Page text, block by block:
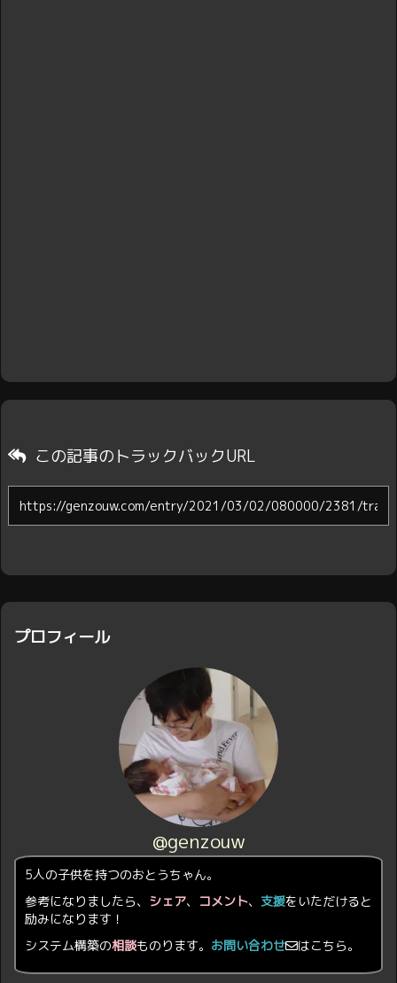
この記事のトラックバックURL
プロフィール
@genzouw
5人の子供を持つのおとうちゃん。
参考になりましたら、 シェア、 コメント、 支援をいただけると
励みになります！
システム構築の相談ものります。 お問い合わせ はこちら。